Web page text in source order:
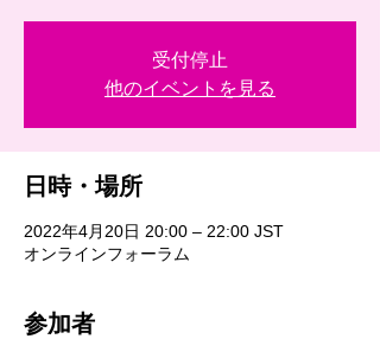
受付停止
他のイベントを見る
日時・場所
2022年4月20日 20:00 – 22:00 JST
オンラインフォーラム
参加者